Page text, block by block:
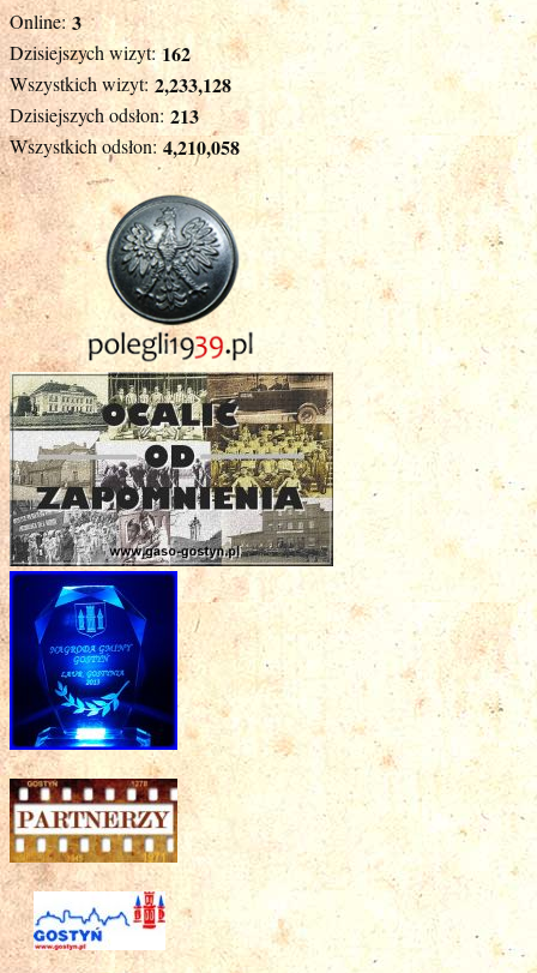
Online: 3
Dzisiejszych wizyt: 162
Wszystkich wizyt: 2,233,128
Dzisiejszych odsłon: 213
Wszystkich odsłon: 4,210,058